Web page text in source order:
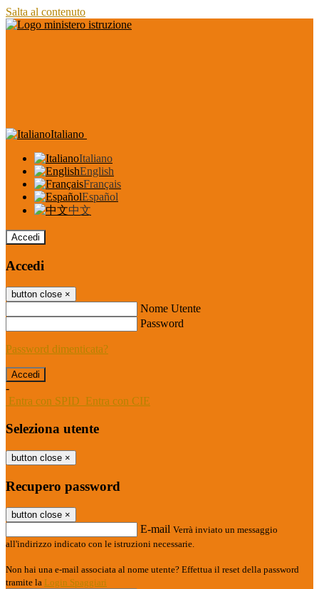
Salta al contenuto
Italiano
Italiano
English
Français
Español
中文
Accedi
Accedi
button close ×
Nome Utente
Password
Password dimenticata?
-
Entra con SPID Entra con CIE
Seleziona utente
button close ×
Recupero password
button close ×
E-mail Verrà inviato un messaggio
all'indirizzo indicato con le istruzioni necessarie.
Non hai una e-mail associata al nome utente? Effettua il reset della password
tramite la Login Spaggiari